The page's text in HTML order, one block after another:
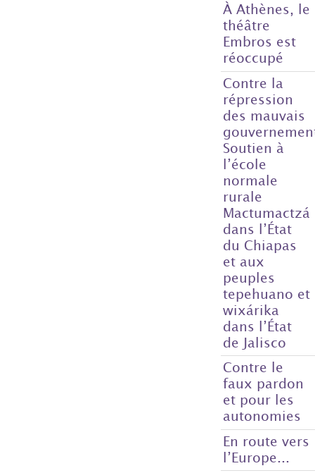
À Athènes, le
théâtre
Embros est
réoccupé
Contre la
répression
des mauvais
Soutien à
l’école
normale
rurale
Mactumactzá
dans l’État
du Chiapas
et aux
peuples
tepehuano et
wixárika
dans l’État
de Jalisco
Contre le
faux pardon
et pour les
autonomies
En route vers
l’Europe...